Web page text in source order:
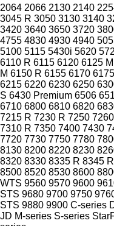
2064 2066 2130 2140
3045 R 3050 3130 3140
3420 3640 3650 3720
4755 4830 4930 4940
5100 5115 5430i 5620
6110 R 6115 6120 6125 M
M 6150 R 6155 6170 6175
6215 6220 6230 6250
S 6430 Premium 6506
6710 6800 6810 6820
7215 R 7230 R 7250
7310 R 7350 7400 7430
7720 7730 7750 7780
8130 8200 8220 8230
8320 8330 8335 R 8345 R
8500 8520 8530 8600
WTS 9560 9570 9600
STS 9680 9700 9750
STS 9880 9900 C-series
JD M-series S-series